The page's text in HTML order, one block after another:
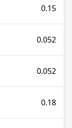
0.15
0.052
0.052
0.18